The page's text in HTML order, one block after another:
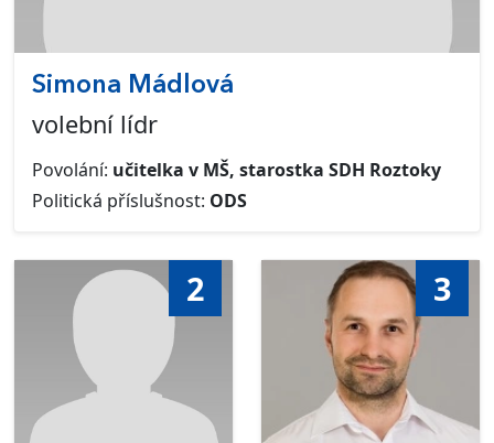
Simona Mádlová
volební lídr
Povolání: učitelka v MŠ, starostka SDH Roztoky
Politická příslušnost: ODS
2 3